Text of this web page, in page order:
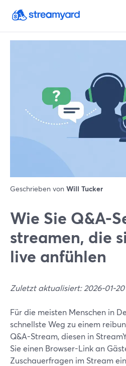
Geschrieben von Will Tucker
Wie Sie Q&A-
streamen, die
live anfühlen
Zuletzt aktualisiert: 2026-01-20
Für die meisten Menschen in
schnellste Weg zu einem
Q&A-Stream, diesen in
Sie einen Browser-Link an
Zuschauerfragen im Stream